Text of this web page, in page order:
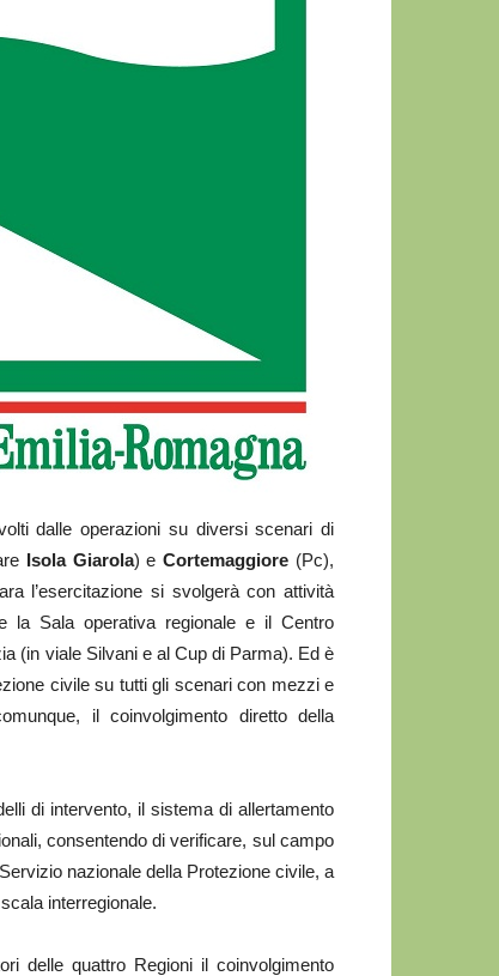
dalle operazioni su diversi scenari di
Isola Giarola) eCortemaggiore (Pc),
l’esercitazione si svolgerà con attività
la Sala operativa regionale e il Centro
(in viale Silvani e al Cup di Parma). Ed è
civile su tutti gli scenari con mezzi e
il coinvolgimento diretto della
di intervento, il sistema di allertamento
consentendo di verificare, sul campo
nazionale della Protezione civile, a
interregionale.
delle quattro Regioni il coinvolgimento